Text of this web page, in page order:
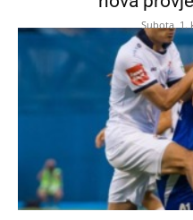
Subota, 1.